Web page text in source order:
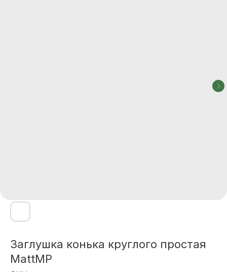
Заглушка конька круглого простая
MattMP